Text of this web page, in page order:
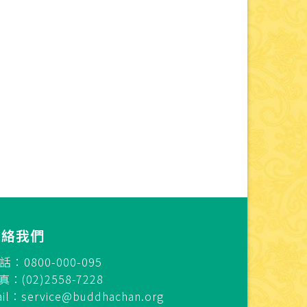
我們
：0800-000-095
：(02)2558-7228
： service@buddhachan.org